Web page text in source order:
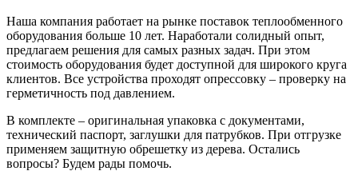
Наша компания работает на рынке поставок теплообменного
оборудования больше 10 лет. Наработали солидный опыт,
предлагаем решения для самых разных задач. При этом
стоимость оборудования будет доступной для широкого круга
клиентов. Все устройства проходят опрессовку – проверку на
герметичность под давлением.
В комплекте – оригинальная упаковка с документами,
технический паспорт, заглушки для патрубков. При отгрузке
применяем защитную обрешетку из дерева. Остались
вопросы? Будем рады помочь.